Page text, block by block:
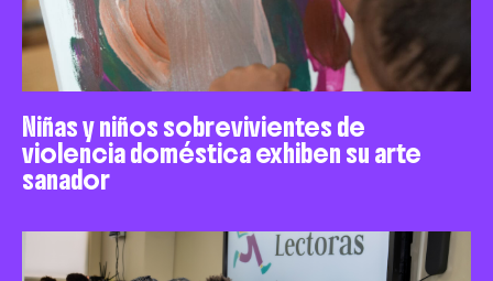
Niñas y niños sobrevivientes de
violencia doméstica exhiben su arte
sanador